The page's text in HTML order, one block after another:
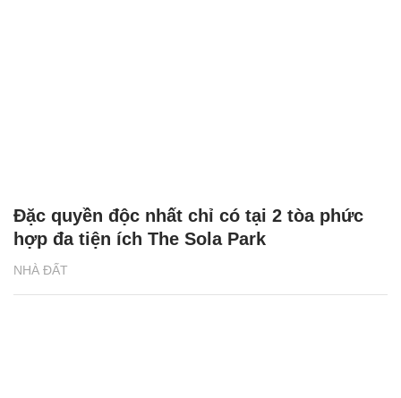
NHÀ ĐẤT
Đặc quyền độc nhất chỉ có tại 2 tòa phức
hợp đa tiện ích The Sola Park